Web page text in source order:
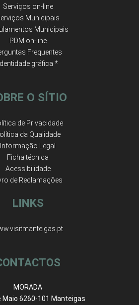
Serviços on-line
Municipais
Municipais
PDM on-line
Frequentes
Identidade gráfica *
O SÍTIO
de Privacidade
da Qualidade
Informação Legal
Ficha técnica
Acessibilidade
de Reclamações
LINKS
MORADA
Maio 6260-101 Manteigas